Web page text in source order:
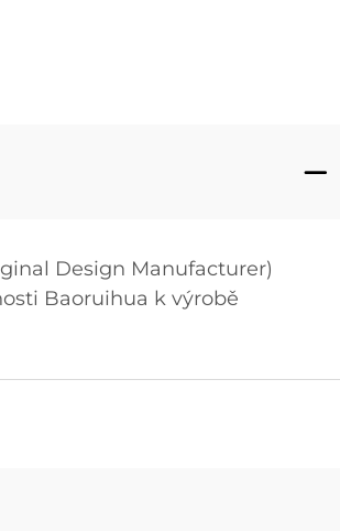
Design Manufacturer)
Baoruihua k výrobě